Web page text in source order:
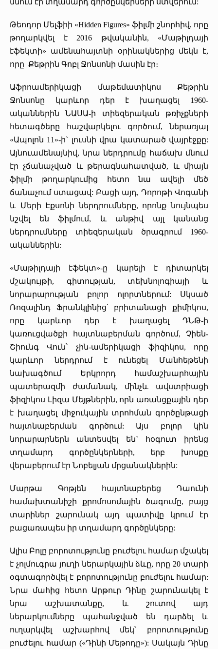
Թեոդոր Մելֆիի «Hidden Figures» ֆիլմի շնորհիվ, որը
թողարկվել է 2016 թվականին, «Մաթիլդայի
էֆեկտի» ամենահայտնի օրինակներից մեկն է,
որը Քեթրին Գոբլ Ջոնսոնի մասին էր։
Աֆրոամերիկացի մաթեմատիկոս Քեթրին
Ջոնսոնը կարևոր դեր է խաղացել 1960-
ականներին ՆԱՍԱ-ի տիեզերական թռիչքների
հետագծերը հաշվարկելու գործում, ներառյալ
«Ապոլոն 11»-ի` լուսնի վրա կատարած վայրէջքը:
Այնուամենայնիվ, նրա ներդրումը հաճախ մնում
էր չճանաչված և թերագնահատված, և միայն
ֆիլմի թողարկումից հետո նա ավելի մեծ
ճանաչում ստացավ: Բացի այդ, Դորոթի Վոգանի
և Մերի Էքսոնի ներդրումները, որոնք նույնպես
նշվել են ֆիլմում, և անթիվ այլ կանանց
ներդրումները տիեզերական ծրագրում 1960-
ականներին:
«Մաթիլդայի էֆեկտ»-ը կարելի է դիտարկել
մշակույթի, գիտության, տեխնոլոգիայի և
նորարարության բոլոր ոլորտներում: Սկսած
Ռոզալինդ Ֆրանկլինից՝ բրիտանացի քիմիկոս,
որը կարևոր դեր է խաղացել ԴՆԹ-ի
կառուցվածքի հայտնաբերման գործում, Չիեն-
Շիունգ Վուն՝ չին-ամերիկացի ֆիզիկոս, որը
կարևոր ներդրում է ունեցել Մանհեթենի
նախագծում Երկրորդ համաշխարհային
պատերազմի ժամանակ, մինչև ավստրիացի
ֆիզիկոս Լիզա Մեյթներին, որն առանցքային դեր
է խաղացել միջուկային տրոհման գործընթացի
հայտնաբերման գործում: Այս բոլոր կին
նորարարներն անտեսվել են` հօգուտ իրենց
տղամարդ գործընկերների, երբ խոսքը
վերաբերում էր Նոբելյան մրցանակներին:
Մարթա Գոթյեն հայտնաբերեց Դաունի
համախտանիշի քրոմոսոմային ծագումը, բայց
տարիներ շարունակ այդ պատիվը կրում էր
բացառապես իր տղամարդ գործընկերը:
Ալիս Բոլը բորոտությունը բուժելու համար մշակել
է չոլմուգրա յուղի ներարկային ձևը, որը 20 տարի
օգտագործվել է բորոտությունը բուժելու համար:
Նրա մահից հետո Արթուր Դինը շարունակել է
նրա աշխատանքը, և շուտով այդ
ներարկումները պահանջված են դարձել և
ուղարկվել աշխարհով մեկ՝ բորոտությունը
բուժելու համար («Դինի Մեթոդը»): Սակայն Դինը